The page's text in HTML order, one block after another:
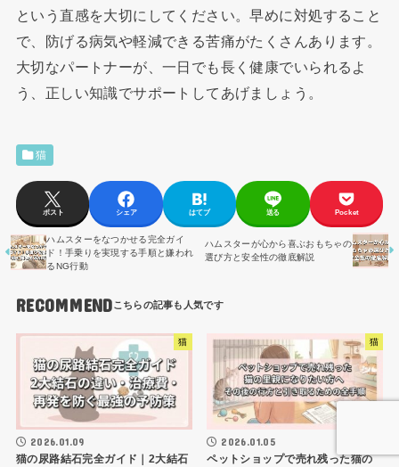
という直感を大切にしてください。早めに対処すること
で、防げる病気や軽減できる苦痛がたくさんあります。
大切なパートナーが、一日でも長く健康でいられるよ
う、正しい知識でサポートしてあげましょう。
猫
ポスト シェア はてブ 送る Pocket
ハムスターをなつかせる完全ガイ
ド！手乗りを実現する手順と嫌われ
るNG行動
ハムスターが心から喜ぶおもちゃの
選び方と安全性の徹底解説
RECOMMEND
猫
2026.01.09
猫の尿路結石完全ガイド｜2大結石
猫
2026.01.05
ペットショップで売れ残った猫の